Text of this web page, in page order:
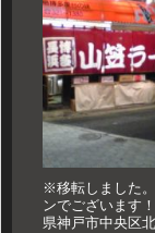
※移転しました
ンでございます
県神戸市中央区